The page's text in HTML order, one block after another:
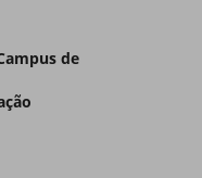
de